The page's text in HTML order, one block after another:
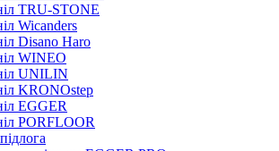
TRU-STONE
Wicanders
Disano Haro
WINEO
UNILIN
KRONOstep
EGGER
PORFLOOR